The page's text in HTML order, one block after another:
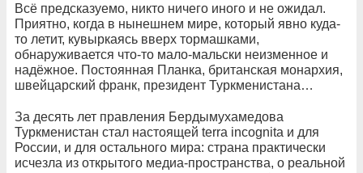
Всё предсказуемо, никто ничего иного и не ожидал.
Приятно, когда в нынешнем мире, который явно куда-
то летит, кувыркаясь вверх тормашками,
обнаруживается что-то мало-мальски неизменное и
надёжное. Постоянная Планка, британская монархия,
швейцарский франк, президент Туркменистана…
За десять лет правления Бердымухамедова
Туркменистан стал настоящей terra incognita и для
России, и для остального мира: страна практически
исчезла из открытого медиа-пространства, о реальной